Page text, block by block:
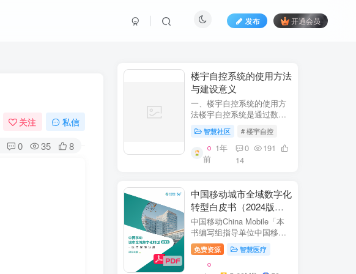
发布 开通会员
关注 私信
0 35 8
​​楼宇自控系统的使用方法
与建设意义​
一、楼宇自控系统的使用方
法​​楼宇自控系统是通过数字
化、自动化技术对建筑内机
电设备（如暖通空调、照
明、电梯、给排水等）进行
集中监控、管理和优化运行
智慧社区 # 楼宇自控
1年
前
0
191
14
中国移动城市全域数字化
转型白皮书（2024版）-
医疗保障分册
中国移动China Mobile「本
书编写组指导单位中国移动
集团公司政企事业部编写单
位中移系统集成有限公司主
编李双佶、丁静、杨勇、赵
免费资源 智慧医疗